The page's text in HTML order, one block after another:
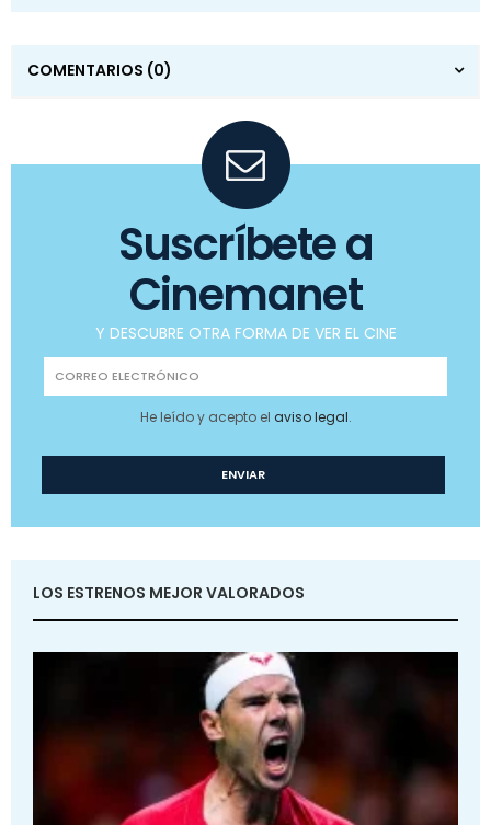
COMENTARIOS (0)
Suscríbete a
Cinemanet
Y DESCUBRE OTRA FORMA DE VER EL CINE
He leído y acepto el aviso legal.
LOS ESTRENOS MEJOR VALORADOS